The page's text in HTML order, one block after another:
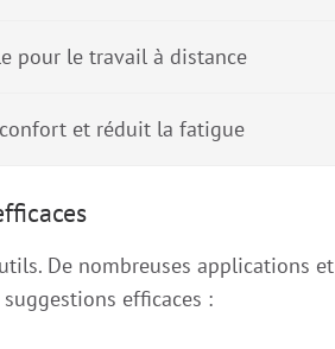
pour le travail à distance
et réduit la fatigue
De nombreuses applications et
efficaces :